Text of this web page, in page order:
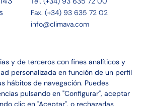
Fax. (+34) 93 635 72 02
info@climava.com
Noticias
Canal ético
Aviso legal
y de terceros con fines analíticos y
personalizada en función de un perfil
hábitos de navegación. Puedes
pulsando en "Configurar", aceptar
clic en "Aceptar", o rechazarlas